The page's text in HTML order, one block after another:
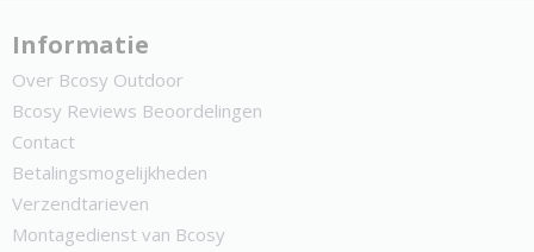
Informatie
Over Bcosy Outdoor
Bcosy Reviews Beoordelingen
Contact
Betalingsmogelijkheden
Verzendtarieven
Montagedienst van Bcosy